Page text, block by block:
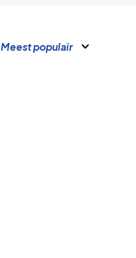
Meest populair